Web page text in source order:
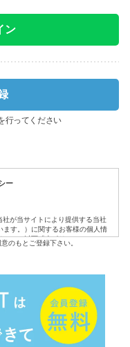
ン
行ってください
ー
が当サイトにより提供する当社
ます。）に関するお客様の個人情
シー（以下「本ポリシー」といい
利用目的は以下のとおりです。
るため。
注文内容の確認、変更手続きを行
るため。
ため。
のもとご登録下さい。